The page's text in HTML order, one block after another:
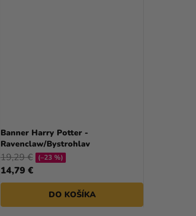
D
U
K
T
O
Banner Harry Potter -
Ravenclaw/Bystrohlav
14,79 €
19,29 € (–23 %)
DO KOŠÍKA